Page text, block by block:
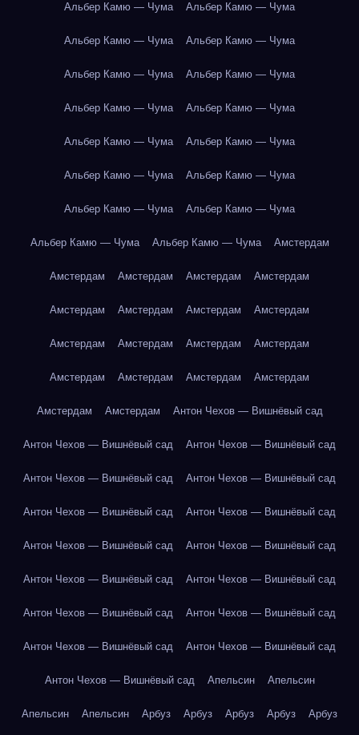
Альбер Камю — Чума Альбер Камю — Чума
Альбер Камю — Чума Альбер Камю — Чума
Альбер Камю — Чума Альбер Камю — Чума
Альбер Камю — Чума Альбер Камю — Чума
Альбер Камю — Чума Альбер Камю — Чума
Альбер Камю — Чума Альбер Камю — Чума
Альбер Камю — Чума Альбер Камю — Чума
Альбер Камю — Чума Альбер Камю — Чума Амстердам
Амстердам Амстердам Амстердам Амстердам
Амстердам Амстердам Амстердам Амстердам
Амстердам Амстердам Амстердам Амстердам
Амстердам Амстердам Амстердам Амстердам
Амстердам Амстердам Антон Чехов — Вишнёвый сад
Антон Чехов — Вишнёвый сад Антон Чехов — Вишнёвый сад
Антон Чехов — Вишнёвый сад Антон Чехов — Вишнёвый сад
Антон Чехов — Вишнёвый сад Антон Чехов — Вишнёвый сад
Антон Чехов — Вишнёвый сад Антон Чехов — Вишнёвый сад
Антон Чехов — Вишнёвый сад Антон Чехов — Вишнёвый сад
Антон Чехов — Вишнёвый сад Антон Чехов — Вишнёвый сад
Антон Чехов — Вишнёвый сад Антон Чехов — Вишнёвый сад
Антон Чехов — Вишнёвый сад Апельсин Апельсин
Апельсин Апельсин Арбуз Арбуз Арбуз Арбуз Арбуз